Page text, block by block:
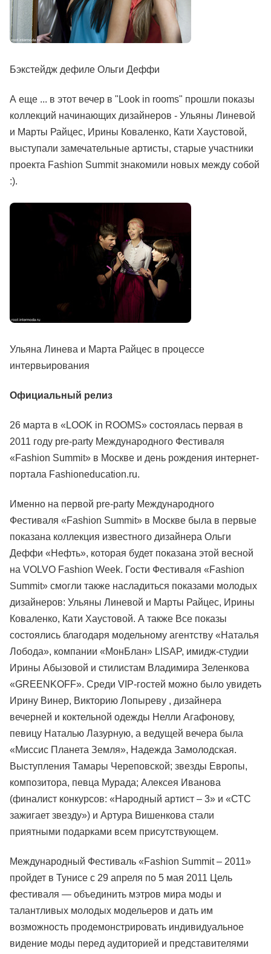
Бэкстейдж дефиле Ольги Деффи
А еще ... в этот вечер в "Look in rooms" прошли показы
коллекций начинающих дизайнеров - Ульяны Линевой
и Марты Райцес, Ирины Коваленко, Кати Хаустовой,
выступали замечательные артисты, старые участники
проекта Fashion Summit знакомили новых между собой
:).
Ульяна Линева и Марта Райцес в процессе
интервьирования
Официальный релиз
26 марта в «LOOK in ROOMS» состоялась первая в
2011 году pre-party Международного Фестиваля
«Fashion Summit» в Москве и день рождения интернет-
портала Fashioneducation.ru.
Именно на первой pre-party Международного
Фестиваля «Fashion Summit» в Москве была в первые
показана коллекция известного дизайнера Ольги
Деффи «Нефть», которая будет показана этой весной
на VOLVO Fashion Week. Гости Фестиваля «Fashion
Summit» смогли также насладиться показами молодых
дизайнеров: Ульяны Линевой и Марты Райцес, Ирины
Коваленко, Кати Хаустовой. А также Все показы
состоялись благодаря модельному агентству «Наталья
Лобода», компании «МонБлан» LISAP, имидж-студии
Ирины Абызовой и стилистам Владимира Зеленкова
«GREENKOFF». Среди VIP-гостей можно было увидеть
Ирину Винер, Викторию Лопыреву , дизайнера
вечерней и коктельной одежды Нелли Агафонову,
певицу Наталью Лазурную, а ведущей вечера была
«Миссис Планета Земля», Надежда Замолодская.
Выступления Тамары Череповской; звезды Европы,
композитора, певца Мурада; Алексея Иванова
(финалист конкурсов: «Народный артист – 3» и «СТС
зажигает звезду») и Артура Вишенкова стали
приятными подарками всем присутствующем.
Международный Фестиваль «Fashion Summit – 2011»
пройдет в Тунисе с 29 апреля по 5 мая 2011 Цель
фестиваля — объединить мэтров мира моды и
талантливых молодых модельеров и дать им
возможность продемонстрировать индивидуальное
видение моды перед аудиторией и представителями